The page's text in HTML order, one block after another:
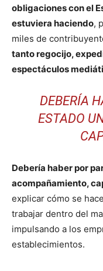
obligaciones con el
estuviera haciendo,
miles de
tanto regocijo,
espectáculos
DEBERÍA
ESTADO
Debería haber por
acompañamiento,
explicar cómo se
trabajar dentro del
impulsando a los
establecimientos.